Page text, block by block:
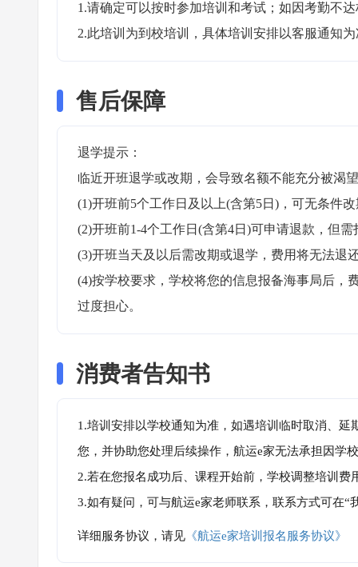
1.请确定可以按时参加培训和考试；如因考勤不
2.此培训为到校培训，具体培训安排以客服通知
售后保障
退学提示：
临近开班退学或改期，会导致名额不能充分被渴
(1)开班前5个工作日及以上(含第5日)，可无条件
(2)开班前1-4个工作日(含第4日)可申请退款，但
(3)开班当天及以后需改期或退学，费用将无法退
(4)按学校要求，学校将您的信息报备海事局后，
过度担心。
消费者告知书
1.培训安排以学校通知为准，如遇培训临时取消、
您，并协助您处理后续操作，航运e家无法承担因学
2.若在您报名成功后、课程开始前，学校调整培训
3.如有疑问，可与航运e家老师联系，联系方式可在
详细服务协议，请见 《航运e家培训报名服务协议》